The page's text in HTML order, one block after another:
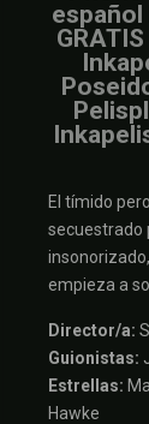
El tímido
secuestrado
empieza a
Director/a:
Guionistas:
Estrellas:
Hawke